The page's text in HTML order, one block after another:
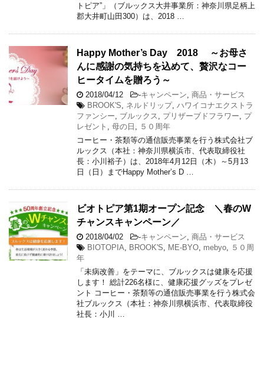
トピア”」（ブルックス大井事業所：神奈川県足柄上
郡大井町山田300）は、2018 …
Happy Mother’s Day 2018 ～お母さ
んに感謝の気持ちを込めて、贅沢なコー
ヒータイムを贈ろう～
2018/04/12 -キャンペーン 商品・サービス
BROOK'S
ネルドリップ, ハワイコナエクストラ
ファンシー
ブルックス プリザーブドフラワー
プ
レゼント
母の日
５０周年
コーヒー・茶類等の通信販売事業を行う株式会社ブ
ルックス（本社：神奈川県横浜市、代表取締役社
長：小川裕子）は、2018年4月12日（木）～5月13
日（日）までHappy Mother’s D …
ビオトピア第1期オープン記念 ＼春のW
チャンスキャンペーン／
2018/04/02 -キャンペーン 商品・サービス
BIOTOPIA
BROOK'S ME-BYO mebyo
５０周
年
「未病改善」をテーマに、ブルックスは健康を応援
します！ 総計226名様に、健康応援グッズをプレゼ
ント コーヒー・茶類等の通信販売事業を行う株式会
社ブルックス（本社：神奈川県横浜市、代表取締役
社長：小川 …